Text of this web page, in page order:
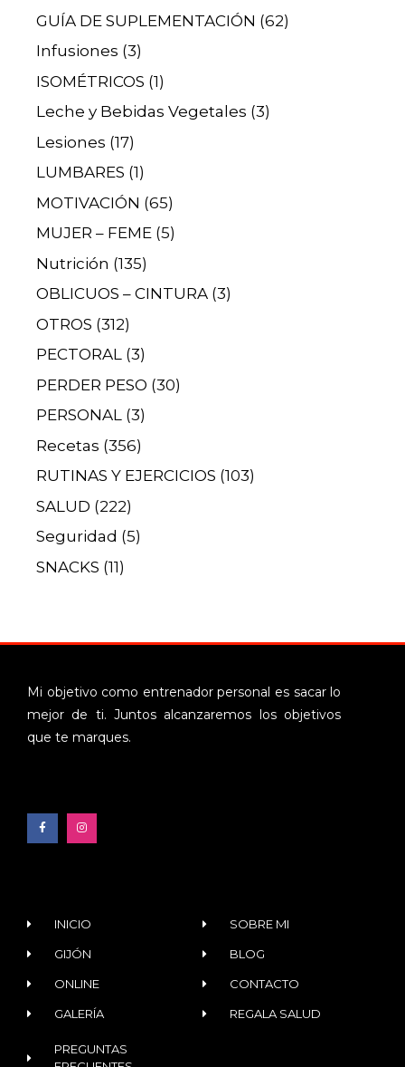
GUÍA DE SUPLEMENTACIÓN (62)
Infusiones (3)
ISOMÉTRICOS (1)
Leche y Bebidas Vegetales (3)
Lesiones (17)
LUMBARES (1)
MOTIVACIÓN (65)
MUJER – FEME (5)
Nutrición (135)
OBLICUOS – CINTURA (3)
OTROS (312)
PECTORAL (3)
PERDER PESO (30)
PERSONAL (3)
Recetas (356)
RUTINAS Y EJERCICIOS (103)
SALUD (222)
Seguridad (5)
SNACKS (11)
Mi objetivo como entrenador personal es sacar lo
mejor de ti. Juntos alcanzaremos los objetivos
que te marques.
INICIO
GIJÓN
ONLINE
GALERÍA
PREGUNTAS
SOBRE MI
BLOG
CONTACTO
REGALA SALUD